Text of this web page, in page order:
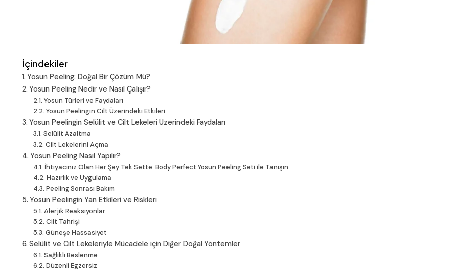
İçindekiler
Yosun Peeling: Doğal Bir Çözüm Mü?
Yosun Peeling Nedir ve Nasıl Çalışır?
Yosun Türleri ve Faydaları
Yosun Peelingin Cilt Üzerindeki Etkileri
Yosun Peelingin Selülit ve Cilt Lekeleri Üzerindeki Faydaları
Selülit Azaltma
Cilt Lekelerini Açma
Yosun Peeling Nasıl Yapılır?
İhtiyacınız Olan Her Şey Tek Sette: Body Perfect Yosun Peeling Seti ile Tanışın
Hazırlık ve Uygulama
Peeling Sonrası Bakım
Yosun Peelingin Yan Etkileri ve Riskleri
Alerjik Reaksiyonlar
Cilt Tahrişi
Güneşe Hassasiyet
Selülit ve Cilt Lekeleriyle Mücadele için Diğer Doğal Yöntemler
Sağlıklı Beslenme
Düzenli Egzersiz